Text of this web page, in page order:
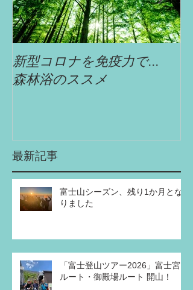
新型コロナを免疫力で...
森林浴のススメ
最新記事
富士山シーズン、残り1か月とな
りました
「富士登山ツアー2026」富士宮
ルート・御殿場ルート 開山！